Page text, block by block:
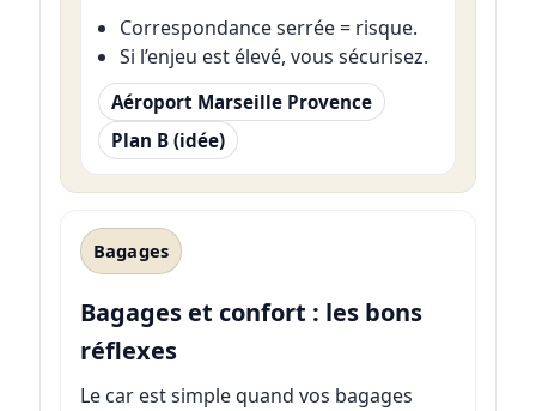
Correspondance serrée = risque.
Si l’enjeu est élevé, vous sécurisez.
Aéroport Marseille Provence
Plan B (idée)
Bagages
Bagages et confort : les bons
réflexes
Le car est simple quand vos bagages